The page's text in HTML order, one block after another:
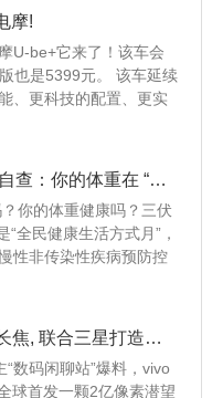
摩!
U-be+它来了！该车会
也是5399元。 该车延续
、更科技的配置、更实
全国肥胖率分布地图首发！一键自查：你的体重在 “健康区” 吗？
你的体重健康吗？三伏
全民健康生活方式月”，
性非传染性疾病预防控
vivo X300 Pro首发2亿像素潜望长焦, 联合三星打造行业最强影像传感器
数码闲聊站”爆料，vivo
球首发一颗2亿像素潜望